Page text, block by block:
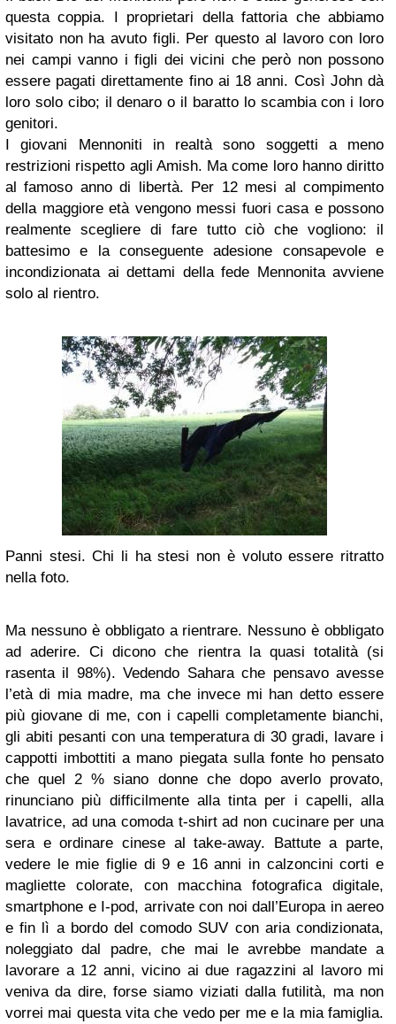
questa coppia. I proprietari della fattoria che abbiamo
visitato non ha avuto figli. Per questo al lavoro con loro
nei campi vanno i figli dei vicini che però non possono
essere pagati direttamente fino ai 18 anni. Così John dà
loro solo cibo; il denaro o il baratto lo scambia con i loro
genitori.
I giovani Mennoniti in realtà sono soggetti a meno
restrizioni rispetto agli Amish. Ma come loro hanno diritto
al famoso anno di libertà. Per 12 mesi al compimento
della maggiore età vengono messi fuori casa e possono
realmente scegliere di fare tutto ciò che vogliono: il
battesimo e la conseguente adesione consapevole e
incondizionata ai dettami della fede Mennonita avviene
solo al rientro.
Panni stesi. Chi li ha stesi non è voluto essere ritratto
nella foto.
Ma nessuno è obbligato a rientrare. Nessuno è obbligato
ad aderire. Ci dicono che rientra la quasi totalità (si
rasenta il 98%). Vedendo Sahara che pensavo avesse
l’età di mia madre, ma che invece mi han detto essere
più giovane di me, con i capelli completamente bianchi,
gli abiti pesanti con una temperatura di 30 gradi, lavare i
cappotti imbottiti a mano piegata sulla fonte ho pensato
che quel 2 % siano donne che dopo averlo provato,
rinunciano più difficilmente alla tinta per i capelli, alla
lavatrice, ad una comoda t-shirt ad non cucinare per una
sera e ordinare cinese al take-away. Battute a parte,
vedere le mie figlie di 9 e 16 anni in calzoncini corti e
magliette colorate, con macchina fotografica digitale,
smartphone e I-pod, arrivate con noi dall’Europa in aereo
e fin lì a bordo del comodo SUV con aria condizionata,
noleggiato dal padre, che mai le avrebbe mandate a
lavorare a 12 anni, vicino ai due ragazzini al lavoro mi
veniva da dire, forse siamo viziati dalla futilità, ma non
vorrei mai questa vita che vedo per me e la mia famiglia.